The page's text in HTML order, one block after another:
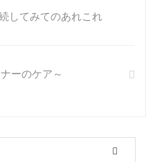
してみてのあれこれ
ーのケア～